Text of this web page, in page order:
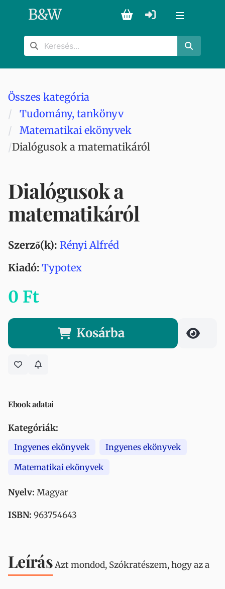
B&W
Összes kategória
Tudomány, tankönyv
Matematikai ekönyvek
Dialógusok a matematikáról
Dialógusok a
matematikáról
Szerző(k): Rényi Alfréd
Kiadó: Typotex
0 Ft
Kosárba
Ebook adatai
Kategóriák:
Ingyenes ekönyvek
Ingyenes ekönyvek
Matematikai ekönyvek
Nyelv: Magyar
ISBN: 963754643
LeírásAzt mondod, Szókratészem, hogy az a